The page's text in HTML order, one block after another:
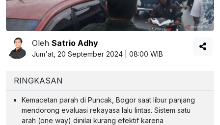
Oleh Satrio Adhy
Jum'at, 20 September 2024 | 08:00 WIB
RINGKASAN
Kemacetan parah di Puncak, Bogor saat libur panjang
mendorong evaluasi rekayasa lalu lintas. Sistem satu
arah (one way) dinilai kurang efektif karena